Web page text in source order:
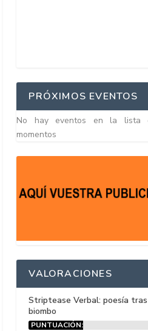
PRÓXIMOS EVENTOS
No hay eventos en la lista
momentos
VALORACIONES
Striptease Verbal: poesía
biombo
PUNTUACIÓN: